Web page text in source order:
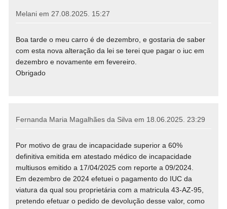
Melani em 27.08.2025. 15:27
Boa tarde o meu carro é de dezembro, e gostaria de saber
com esta nova alteração da lei se terei que pagar o iuc em
dezembro e novamente em fevereiro.
Obrigado
Fernanda Maria Magalhães da Silva em 18.06.2025. 23:29
Por motivo de grau de incapacidade superior a 60%
definitiva emitida em atestado médico de incapacidade
multiusos emitido a 17/04/2025 com reporte a 09/2024.
Em dezembro de 2024 efetuei o pagamento do IUC da
viatura da qual sou proprietária com a matricula 43-AZ-95,
pretendo efetuar o pedido de devolução desse valor, como